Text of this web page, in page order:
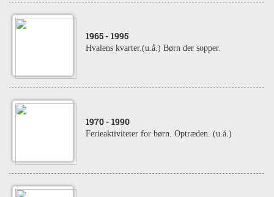
1965 - 1995
Hvalens kvarter.(u.å.) Børn der sopper.
1970 - 1990
Ferieaktiviteter for børn. Optræden. (u.å.)